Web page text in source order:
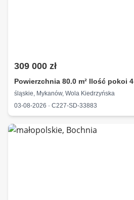
309 000 zł
Powierzchnia 80.0 m² Ilość pokoi 4
śląskie, Mykanów, Wola Kiedrzyńska
03-08-2026 · C227-SD-33883